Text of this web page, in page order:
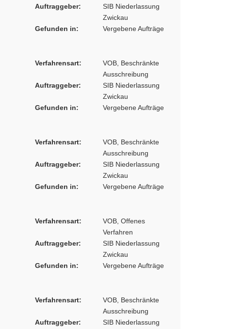
Auftraggeber:
SIB Niederlassung
Zwickau
Gefunden in:
Vergebene Aufträge
Verfahrensart:
VOB, Beschränkte
Ausschreibung
Auftraggeber:
SIB Niederlassung
Zwickau
Gefunden in:
Vergebene Aufträge
Verfahrensart:
VOB, Beschränkte
Ausschreibung
Auftraggeber:
SIB Niederlassung
Zwickau
Gefunden in:
Vergebene Aufträge
Verfahrensart:
VOB, Offenes
Verfahren
Auftraggeber:
SIB Niederlassung
Zwickau
Gefunden in:
Vergebene Aufträge
Verfahrensart:
VOB, Beschränkte
Ausschreibung
Auftraggeber:
SIB Niederlassung